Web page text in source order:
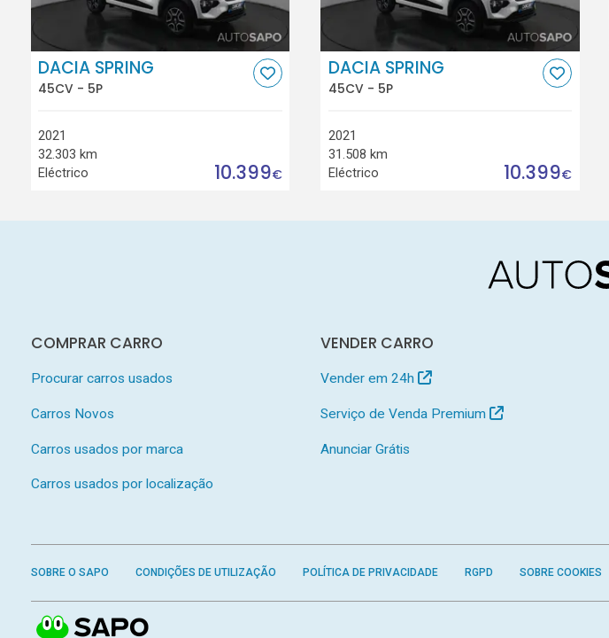
DACIA SPRING
45CV - 5P
2021
32.303 km
Eléctrico
10.399€
DACIA SPRING
45CV - 5P
2021
31.508 km
Eléctrico
10.399€
COMPRAR CARRO
Procurar carros usados
Carros Novos
Carros usados por marca
Carros usados por localização
VENDER CARRO
Vender em 24h
Serviço de Venda Premium
Anunciar Grátis
SOBRE O SAPO CONDIÇÕES DE UTILIZAÇÃO POLÍTICA DE PRIVACIDADE RGPD SOBRE COOKIES